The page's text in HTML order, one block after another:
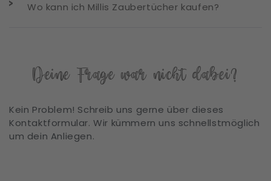
Wo kann ich Millis Zaubertücher kaufen?
Deine Frage war nicht dabei?
Kein Problem! Schreib uns gerne über dieses
Kontaktformular. Wir kümmern uns schnellstmöglich
um dein Anliegen.